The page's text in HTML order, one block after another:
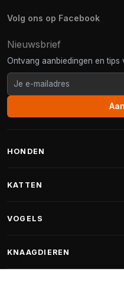
Volg ons op Facebook
Nieuwsbrief
Ontvang aanbiedingen en tips
HONDEN
Fantail hondenmanden
KATTEN
Krabpalen voor Maine Coon
VOGELS
Vogelvoer binnenvogels
KNAAGDIEREN